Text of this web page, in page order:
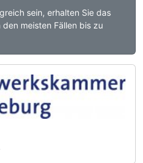
sein, erhalten Sie das
meisten Fällen bis zu